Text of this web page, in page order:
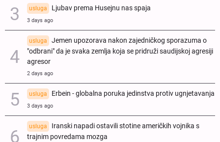
usluga Ljubav prema Husejnu nas spaja
3 days ago
usluga
Jemen upozorava nakon zajedničkog sporazuma o
"odbrani" da je svaka zemlja koja se pridruži saudijskoj agresiji
agresor
2 days ago
usluga Erbein - globalna poruka jedinstva protiv ugnjetavanja
3 days ago
usluga
Iranski napadi ostavili stotine američkih vojnika s
trajnim povredama mozga